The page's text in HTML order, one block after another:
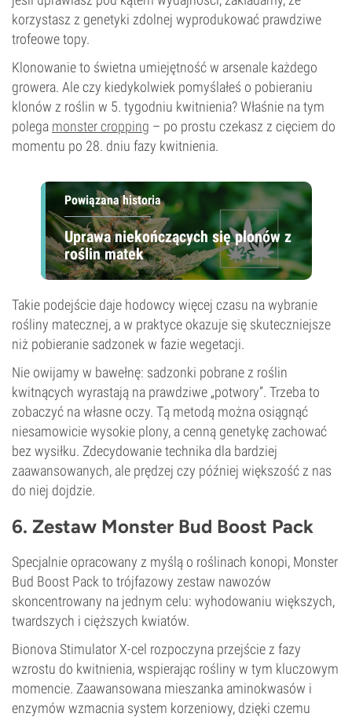
korzystasz z genetyki zdolnej wyprodukować prawdziwe
trofeowe topy.
Klonowanie to świetna umiejętność w arsenale każdego
growera. Ale czy kiedykolwiek pomyślałeś o pobieraniu
klonów z roślin w 5. tygodniu kwitnienia? Właśnie na tym
polega monster cropping – po prostu czekasz z cięciem do
momentu po 28. dniu fazy kwitnienia.
Powiązana historia
Uprawa niekończących się plonów z
roślin matek
Takie podejście daje hodowcy więcej czasu na wybranie
rośliny matecznej, a w praktyce okazuje się skuteczniejsze
niż pobieranie sadzonek w fazie wegetacji.
Nie owijamy w bawełnę: sadzonki pobrane z roślin
kwitnących wyrastają na prawdziwe „potwory”. Trzeba to
zobaczyć na własne oczy. Tą metodą można osiągnąć
niesamowicie wysokie plony, a cenną genetykę zachować
bez wysiłku. Zdecydowanie technika dla bardziej
zaawansowanych, ale prędzej czy później większość z nas
do niej dojdzie.
6. Zestaw Monster Bud Boost Pack
Specjalnie opracowany z myślą o roślinach konopi, Monster
Bud Boost Pack to trójfazowy zestaw nawozów
skoncentrowany na jednym celu: wyhodowaniu większych,
twardszych i cięższych kwiatów.
Bionova Stimulator X-cel rozpoczyna przejście z fazy
wzrostu do kwitnienia, wspierając rośliny w tym kluczowym
momencie. Zaawansowana mieszanka aminokwasów i
enzymów wzmacnia system korzeniowy, dzięki czemu